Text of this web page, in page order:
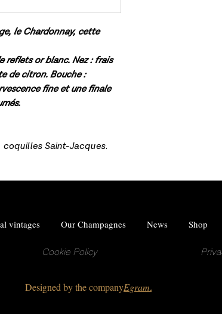
le Chardonnay, cette
reflets or blanc. Nez : frais
de citron. Bouche :
fine et une finale
Saint-Jacques.
vintages Our Champagnes News Shop
Cookie Policy
Designed by the companyEgram.